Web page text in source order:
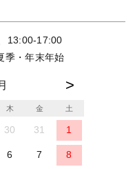
13:00-17:00
季・年末年始
木 金 土
30 31 1
6 7 8